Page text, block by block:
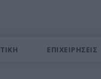
ΕΠΙΧΕΙΡΗΣΕΙΣ